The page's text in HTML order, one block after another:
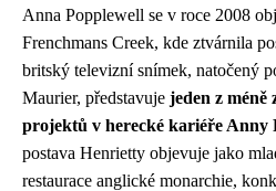
Anna Popplewell se v roce 2008
Frenchmans Creek, kde ztvárnila
britský televizní snímek, natočený
Maurier, představuje jeden z méně
projektů v herecké kariéře Anny
postava Henrietty objevuje jako
restaurace anglické monarchie,